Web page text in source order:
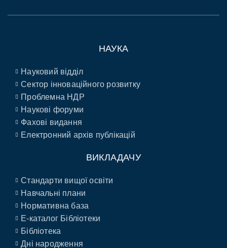
НАУКА
Науковий відділ
Сектор інноваційного розвитку
Проблемна НДР
Наукові форуми
Фахові видання
Електронний архів публікацій
ВИКЛАДАЧУ
Стандарти вищої освіти
Навчальні плани
Нормативна база
E-каталог Бібліотеки
Бібліотека
Дні народження